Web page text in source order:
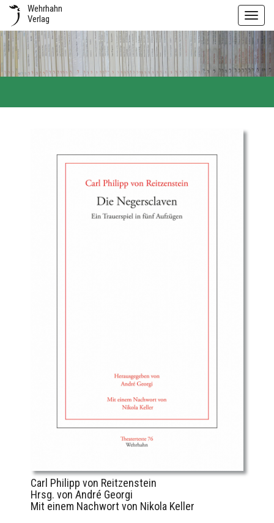
Wehrhahn
Verlag
Carl Philipp von Reitzenstein
Hrsg. von André Georgi
Mit einem Nachwort von Nikola Keller